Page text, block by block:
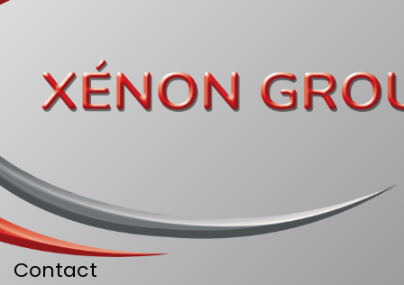
Contact